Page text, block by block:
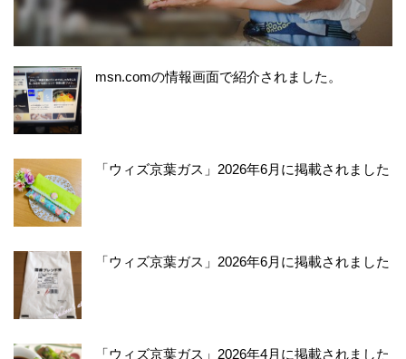
msn.comの情報画面で紹介されました。
「ウィズ京葉ガス」2026年6月に掲載されました
「ウィズ京葉ガス」2026年6月に掲載されました
「ウィズ京葉ガス」2026年4月に掲載されました